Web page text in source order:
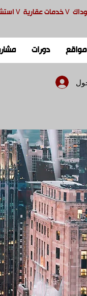
خدمات عقارية
دورات